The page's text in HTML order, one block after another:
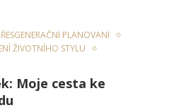
PLÁNOVÁNÍ
ŽIVOTNÍHO STYLU
Moje cesta ke